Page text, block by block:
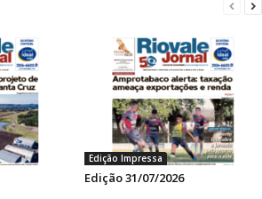
Edição Impressa
Edição 31/07/2026